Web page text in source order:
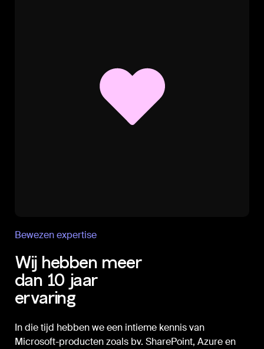
Bewezen expertise
Wij hebben meer
dan 10 jaar
ervaring
In die tijd hebben we een intieme kennis van
Microsoft-producten zoals bv. SharePoint, Azure en